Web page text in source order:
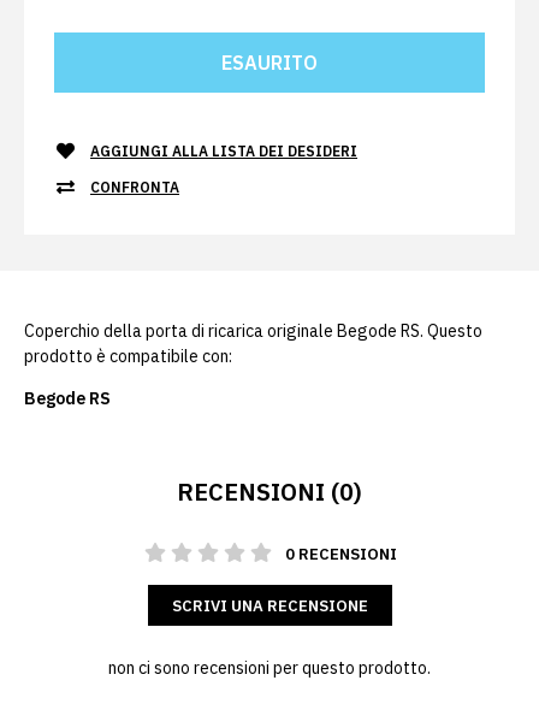
AGGIUNGI ALLA LISTA DEI DESIDERI
CONFRONTA
Coperchio della porta di ricarica originale Begode RS. Questo
prodotto è compatibile con:
Begode RS
RECENSIONI (0)
0 RECENSIONI
SCRIVI UNA RECENSIONE
non ci sono recensioni per questo prodotto.